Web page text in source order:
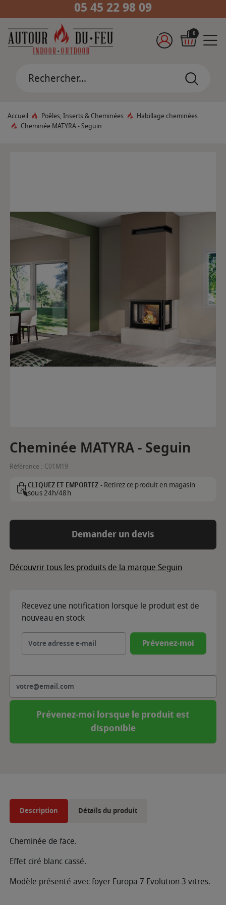
05 45 22 98 09
0
Accueil Poêles, Inserts & Cheminées
Habillage cheminées
Cheminée MATYRA - Seguin
Cheminée MATYRA - Seguin
Référence : C01M19
CLIQUEZ ET EMPORTEZ -Retirez ce produit en magasin
sous 24h/48h
Demander un devis
Découvrir tous les produits de la marque Seguin
Recevez une notification lorsque le produit est de
nouveau en stock
Prévenez-moi
Prévenez-moi lorsque le produit est
disponible
Description Détails du produit
Cheminée de face.
Effet ciré blanc cassé.
Modèle présenté avec foyer Europa 7 Evolution 3 vitres.